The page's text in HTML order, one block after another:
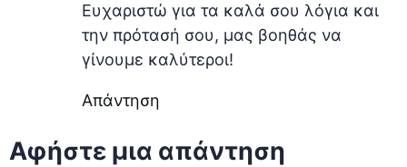
Ευχαριστώ για τα καλά σου λόγια και
την πρότασή σου, μας βοηθάς να
γίνουμε καλύτεροι!
Απάντηση
Αφήστε μια απάντηση